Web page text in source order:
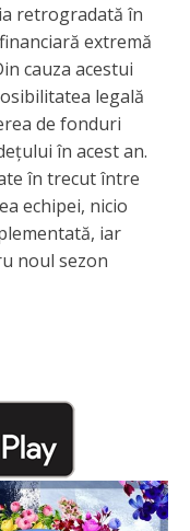
retrogradată în
extremă
cauza acestui
legală
de fonduri
în acest an.
în trecut între
echipei, nicio
iar
noul sezon